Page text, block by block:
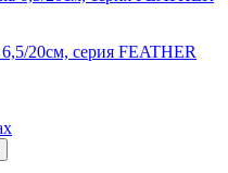
20см, серия FEATHER